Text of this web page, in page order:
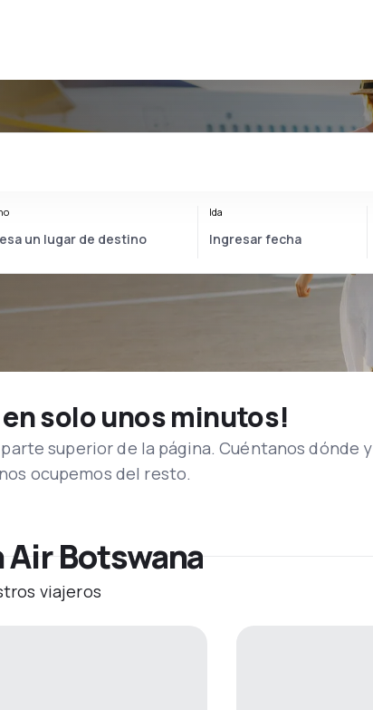
Ida
en solo unos minutos!
superior de la página. Cuéntanos dónde y
ocupemos del resto.
Air Botswana
viajeros